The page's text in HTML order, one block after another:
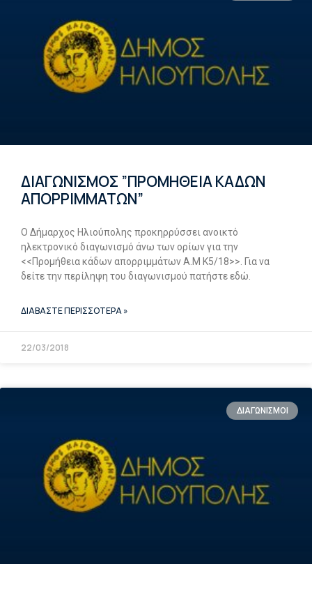
ΔΙΑΓΩΝΙΣΜΟΣ ”ΠΡΟΜΗΘΕΙΑ ΚΑΔΩΝ
ΑΠΟΡΡΙΜΜΑΤΩΝ”
Ο Δήμαρχος Ηλιούπολης προκηρρύσσει ανοικτό
ηλεκτρονικό διαγωνισμό άνω των ορίων για την
<<Προμήθεια κάδων απορριμμάτων Α.Μ Κ5/18>>. Για να
δείτε την περίληψη του διαγωνισμού πατήστε εδώ.
ΔΙΑΒΑΣΤΕ ΠΕΡΙΣΣΟΤΕΡΑ »
22/03/2018
ΔΙΑΓΩΝΙΣΜΟΙ